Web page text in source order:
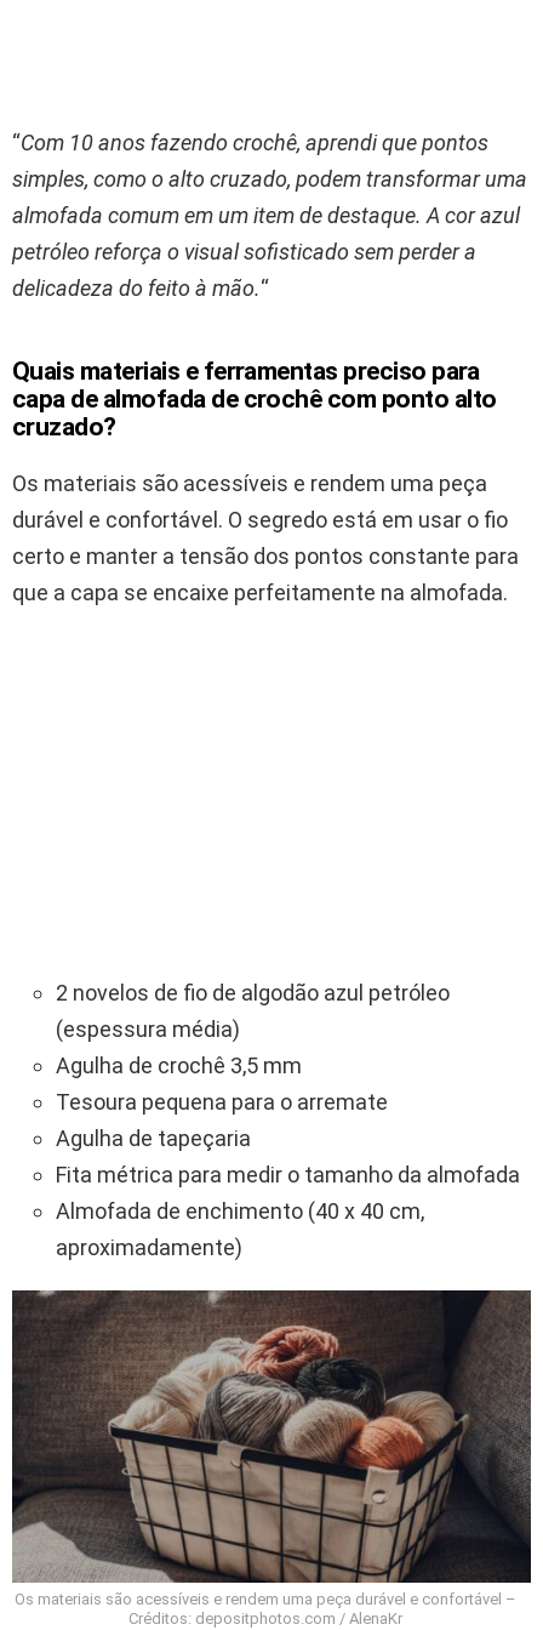
“Com 10 anos fazendo crochê, aprendi que pontos
simples, como o alto cruzado, podem transformar uma
almofada comum em um item de destaque. A cor azul
petróleo reforça o visual sofisticado sem perder a
delicadeza do feito à mão.“
Quais materiais e ferramentas preciso para
capa de almofada de crochê com ponto alto
cruzado?
Os materiais são acessíveis e rendem uma peça
durável e confortável. O segredo está em usar o fio
certo e manter a tensão dos pontos constante para
que a capa se encaixe perfeitamente na almofada.
2 novelos de fio de algodão azul petróleo
(espessura média)
Agulha de crochê 3,5 mm
Tesoura pequena para o arremate
Agulha de tapeçaria
Fita métrica para medir o tamanho da almofada
Almofada de enchimento (40 x 40 cm,
aproximadamente)
Os materiais são acessíveis e rendem uma peça durável e confortável –
Créditos: depositphotos.com / AlenaKr